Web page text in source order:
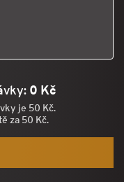
0 Kč
je 50 Kč.
za 50 Kč.